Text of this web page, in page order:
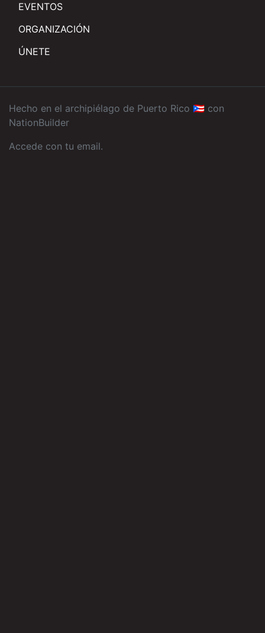
EVENTOS
ORGANIZACIÓN
ÚNETE
Hecho en el archipiélago de Puerto Rico 🇵🇷 con
NationBuilder
Accede con tu email.